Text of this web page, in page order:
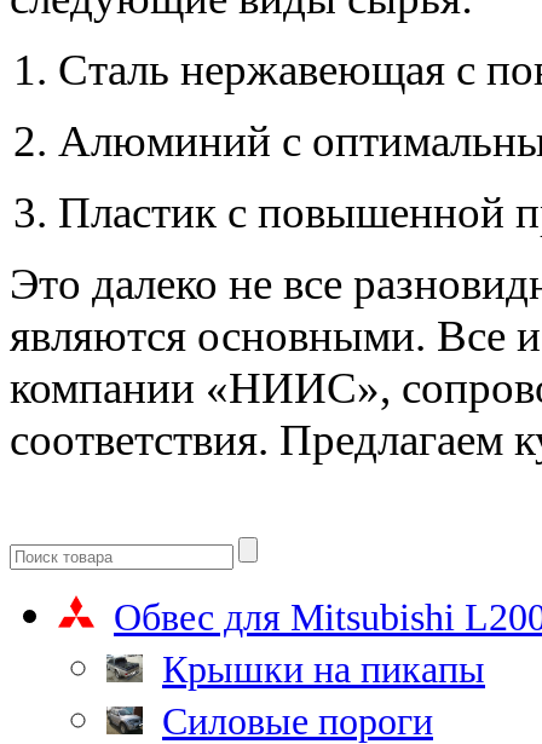
Сталь нержавеющая с
Алюминий с
Пластик с повышенной
Это далеко не все
являются основными. Все
компании «НИИС»,
соответствия. Предлагаем
Обвес для Mitsubishi
Крышки на пикапы
Силовые пороги